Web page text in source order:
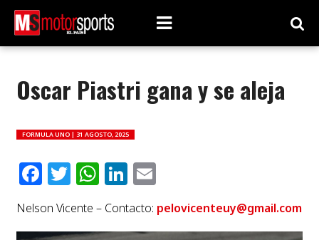
Oscar Piastri gana y se aleja
FORMULA UNO | 31 AGOSTO, 2025
Facebook
Twitter
WhatsApp
LinkedIn
Email
Nelson Vicente – Contacto: pelovicenteuy@gmail.com